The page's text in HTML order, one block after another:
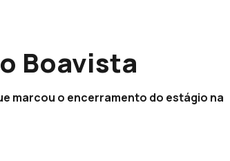
Boavista
marcou o encerramento do estágio na